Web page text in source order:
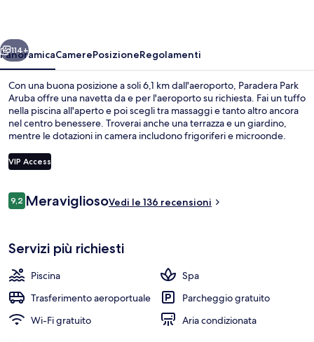
Parco della struttura
Avanti
114+
PanoramicaCamerePosizioneRegolamenti
Con una buona posizione a soli 6,1 km dall'aeroporto, Paradera Park
Aruba offre una navetta da e per l'aeroporto su richiesta. Fai un tuffo
nella piscina all'aperto e poi scegli tra massaggi e tanto altro ancora
nel centro benessere. Troverai anche una terrazza e un giardino,
mentre le dotazioni in camera includono frigoriferi e microonde.
VIP Access
Recensioni
9,29,2 su 10
MeravigliosoVedi le 136 recensioni
Servizi più richiesti
Piscina
Spa
Trasferimento aeroportuale
Parcheggio gratuito
Wi-Fi gratuito
Aria condizionata